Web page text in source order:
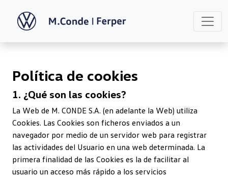
Política de cookies
1. ¿Qué son las cookies?
La Web de M. CONDE S.A. (en adelante la Web) utiliza
Cookies. Las Cookies son ficheros enviados a un
navegador por medio de un servidor web para registrar
las actividades del Usuario en una web determinada. La
primera finalidad de las Cookies es la de facilitar al
usuario un acceso más rápido a los servicios